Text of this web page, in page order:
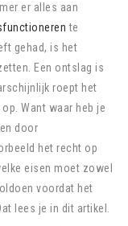
er alles aan
te
gehad, is het
Een ontslag is
roept het
Want waar heb je
door
het recht op
eisen moet zowel
voordat het
lees je in dit artikel.